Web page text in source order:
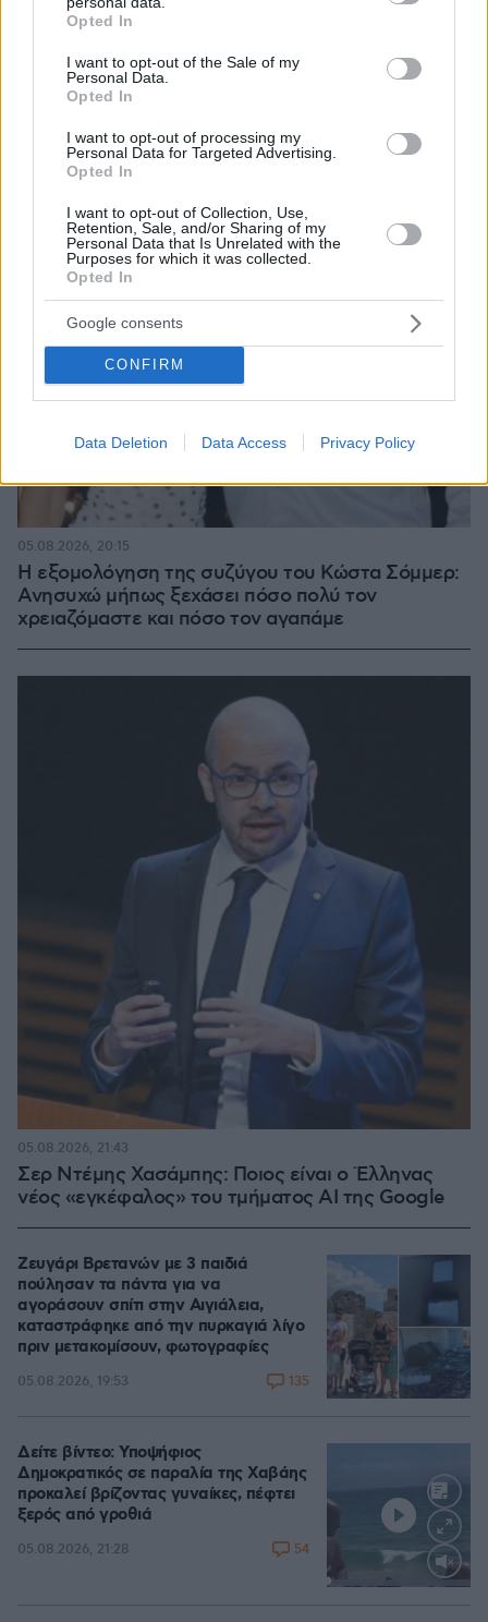
grant or deny consent to Google and its third-party tags to
use your data for below specified purposes in below Google
consent section.
Opted In
I want to opt-out of the Sale of my
Personal Data.
Opted In
I want to opt-out of processing my
Personal Data for Targeted Advertising.
Opted In
I want to opt-out of Collection, Use,
Retention, Sale, and/or Sharing of my
Personal Data that Is Unrelated with the
Purposes for which it was collected.
Opted In
Google consents
CONFIRM
Data Deletion Data Access Privacy Policy
δολοφονήσει τα τέσσερα παιδιά τους
Η εξομολόγηση της συζύγου του Κώστα Σόμμερ:
Ανησυχώ μήπως ξεχάσει πόσο πολύ τον
χρειαζόμαστε και πόσο τον αγαπάμε
05.08.2026, 20:15
Σερ Ντέμης Χασάμπης: Ποιος είναι ο Έλληνας
νέος «εγκέφαλος» του τμήματος AI της Google
05.08.2026, 21:43
Ζευγάρι Βρετανών με 3 παιδιά
πούλησαν τα πάντα για να
αγοράσουν σπίτι στην Αιγιάλεια,
καταστράφηκε από την πυρκαγιά λίγο
πριν μετακομίσουν, φωτογραφίες
05.08.2026, 19:53 135
Loaded
Δείτε βίντεο: Υποψήφιος
Δημοκρατικός σε παραλία της Χαβάης
προκαλεί βρίζοντας γυναίκες, πέφτει
ξερός από γροθιά
05.08.2026, 21:28 54